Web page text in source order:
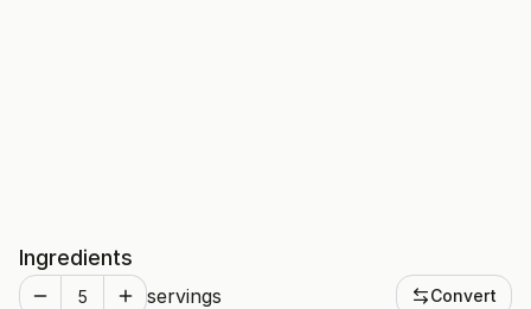
Ingredients
servings Convert